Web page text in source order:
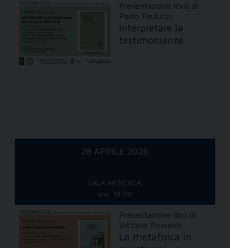
Presentazione libro di
Paolo Paulucci
Interpretare la
testimonianza
28 APRILE 2026
SALA ARTISTICA
ore: 18:00
Presentazione libri di
Vittorio Possenti
La metafisica in